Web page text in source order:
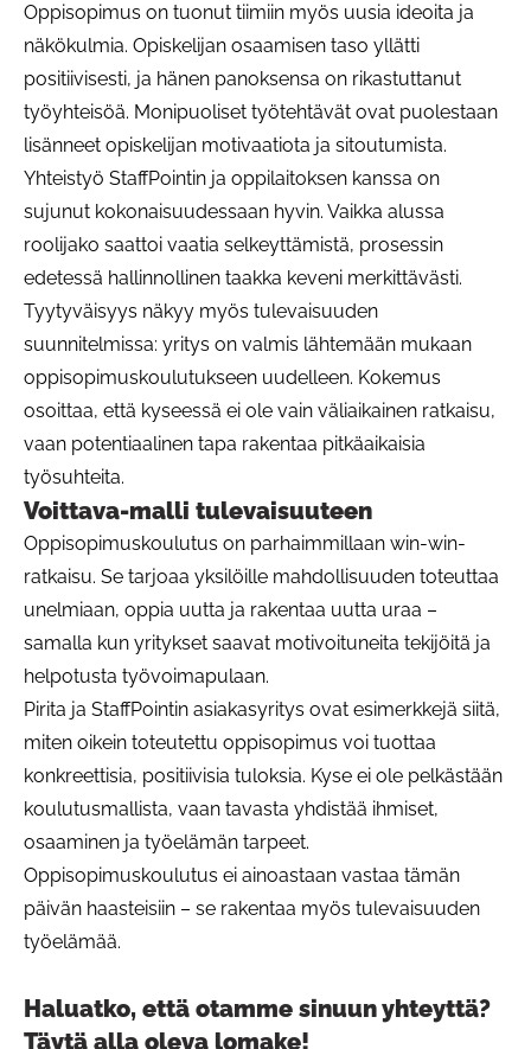
Oppisopimus on tuonut tiimiin myös uusia ideoita ja
näkökulmia. Opiskelijan osaamisen taso yllätti
positiivisesti, ja hänen panoksensa on rikastuttanut
työyhteisöä. Monipuoliset työtehtävät ovat puolestaan
lisänneet opiskelijan motivaatiota ja sitoutumista.
Yhteistyö StaffPointin ja oppilaitoksen kanssa on
sujunut kokonaisuudessaan hyvin. Vaikka alussa
roolijako saattoi vaatia selkeyttämistä, prosessin
edetessä hallinnollinen taakka keveni merkittävästi.
Tyytyväisyys näkyy myös tulevaisuuden
suunnitelmissa: yritys on valmis lähtemään mukaan
oppisopimuskoulutukseen uudelleen. Kokemus
osoittaa, että kyseessä ei ole vain väliaikainen ratkaisu,
vaan potentiaalinen tapa rakentaa pitkäaikaisia
työsuhteita.
Voittava-malli tulevaisuuteen
Oppisopimuskoulutus on parhaimmillaan win-win-
ratkaisu. Se tarjoaa yksilöille mahdollisuuden toteuttaa
unelmiaan, oppia uutta ja rakentaa uutta uraa –
samalla kun yritykset saavat motivoituneita tekijöitä ja
helpotusta työvoimapulaan.
Pirita ja StaffPointin asiakasyritys ovat esimerkkejä siitä,
miten oikein toteutettu oppisopimus voi tuottaa
konkreettisia, positiivisia tuloksia. Kyse ei ole pelkästään
koulutusmallista, vaan tavasta yhdistää ihmiset,
osaaminen ja työelämän tarpeet.
Oppisopimuskoulutus ei ainoastaan vastaa tämän
päivän haasteisiin – se rakentaa myös tulevaisuuden
työelämää.
Haluatko, että otamme sinuun yhteyttä?
Täytä alla oleva lomake!